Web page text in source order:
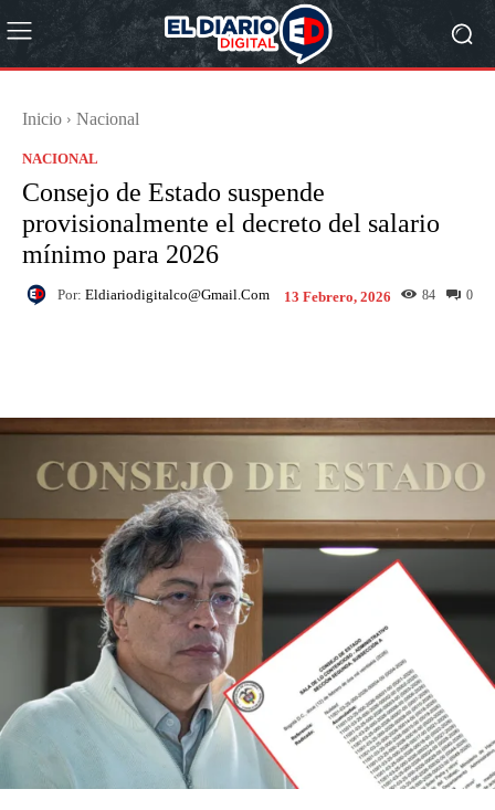
Inicio Nacional
NACIONAL
Consejo de Estado suspende
provisionalmente el decreto del salario
mínimo para 2026
Por: Eldiariodigitalco@gmail.com 13 Febrero, 2026 0
84